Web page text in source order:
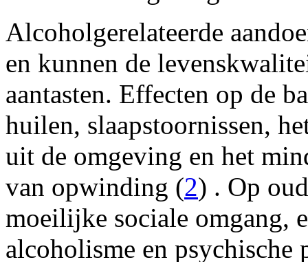
Alcoholgerelateerde
en kunnen de
aantasten. Effecten op de
huilen, slaapstoornissen,
uit de omgeving en het
van opwinding (2) . Op
moeilijke sociale omgang,
alcoholisme en psychische